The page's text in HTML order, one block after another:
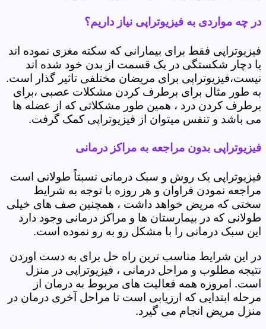
در چه مواردی به فیزیوتراپی نیاز داریم؟
فیزیوتراپی فقط برای بیمارانی که سکته مغزی نموده اند
یا دچار شکستگی در یک قسمت از بدن خود شده اند
نیست،فیزیوتراپی برای مریضان مختلفی تاثیر گذار است.
به طور مثال برای برطرف کردن مشکلات عصبی ،برای
برطرف کردن درد ، همین طور مشکلاتی که از عضله ها
می باشد و تنفس میتوان از فیزیوتراپی کمک گرفت.
فیزیوتراپی بدون مراجعه به مراکز درمانی
فیزیوتراپی یک روش و سبک درمانی نسبتاً طولانی است
مراجعه نمودن فراوان و هر روزه با توجه به شرایط
سختی که مریض خواهد داشت ، همچنین صف های خیلی
طولانی که در بیمارستان ها و مراکز درمانی وجود دارد
این سبک درمانی را با مشکل رو به رو نموده است.
در این شرایط مناسب ترین راه حل برای به دست اوردن
نتیجه مطلوب و مراحل درمانی ، فیزیوتراپی در منزل
است. امروزه همه فعالیت های مربوط به درمان از
مرحله ابتدایی که ارزیابی است تا مراحل آخری درمان در
منزل مریض انجام می گیرد.